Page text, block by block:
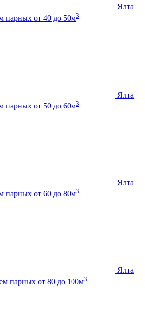
Ялта
парных от 40 до 50м3
Ялта
парных от 50 до 60м3
Ялта
парных от 60 до 80м3
Ялта
парных от 80 до 100м3